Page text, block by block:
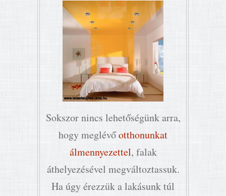
Sokszor nincs lehetőségünk arra,
hogy meglévőotthonunkat
álmennyezettel, falak
áthelyezésével megváltoztassuk.
Ha úgy érezzük a lakásunk túl